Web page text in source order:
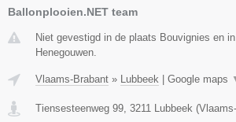
Ballonplooien.NET team
Niet gevestigd in de plaats Bouvignies en
Henegouwen.
Vlaams-Brabant » Lubbeek Google maps
Tiensesteenweg 99, 3211 Lubbeek (